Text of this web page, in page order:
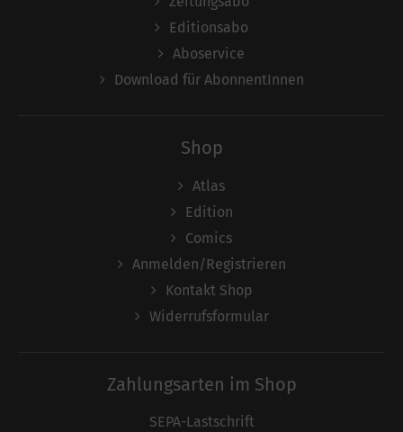
Editionsabo
Aboservice
Download für AbonnentInnen
Shop
Atlas
Edition
Comics
Anmelden/Registrieren
Kontakt Shop
Widerrufsformular
Zahlungsarten im Shop
SEPA-Lastschrift